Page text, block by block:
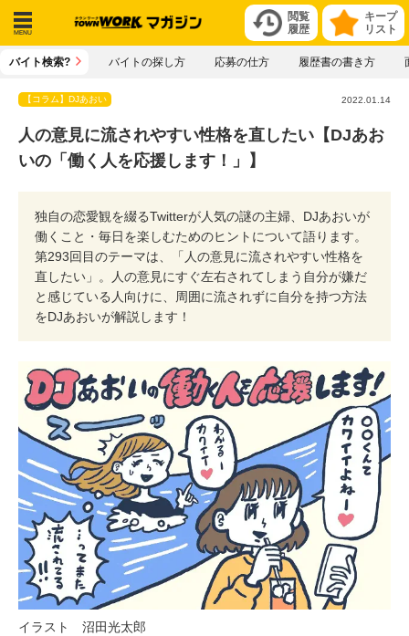
キープ
リスト
閲覧
履歴
メニ
バイト検索? バイトの探し方 応募の仕方 履歴書の書き方
【コラム】DJあおい 2022.01.14
人の意見に流されやすい性格を直したい【DJあお
いの「働く人を応援します！」】
独自の恋愛観を綴るTwitterが人気の謎の主婦、DJあおいが
働くこと・毎日を楽しむためのヒントについて語ります。
第293回目のテーマは、「人の意見に流されやすい性格を
直したい」。人の意見にすぐ左右されてしまう自分が嫌だ
と感じている人向けに、周囲に流されずに自分を持つ方法
をDJあおいが解説します！
イラスト 沼田光太郎